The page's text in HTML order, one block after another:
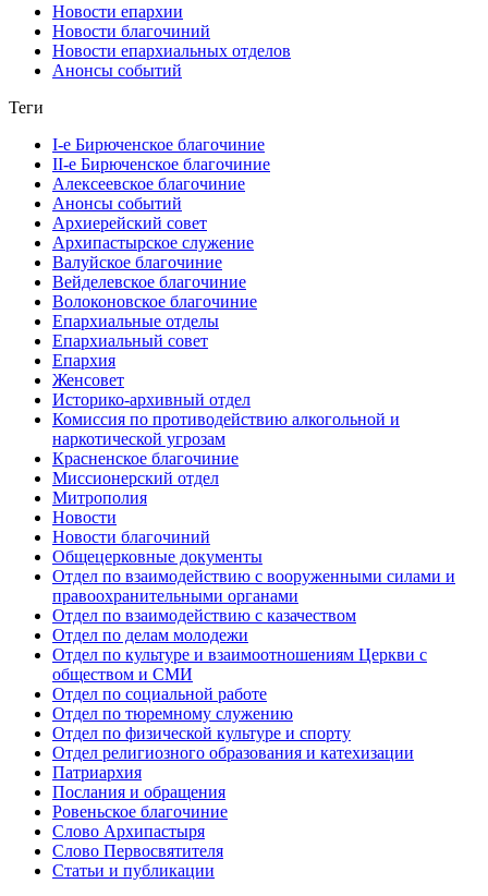
Новости епархии
Новости благочиний
Новости епархиальных отделов
Анонсы событий
Теги
I-е Бирюченское благочиние
II-е Бирюченское благочиние
Алексеевское благочиние
Анонсы событий
Архиерейский совет
Архипастырское служение
Валуйское благочиние
Вейделевское благочиние
Волоконовское благочиние
Епархиальные отделы
Епархиальный совет
Епархия
Женсовет
Историко-архивный отдел
Комиссия по противодействию алкогольной и
наркотической угрозам
Красненское благочиние
Миссионерский отдел
Митрополия
Новости
Новости благочиний
Общецерковные документы
Отдел по взаимодействию с вооруженными силами и
правоохранительными органами
Отдел по взаимодействию с казачеством
Отдел по делам молодежи
Отдел по культуре и взаимоотношениям Церкви с
обществом и СМИ
Отдел по социальной работе
Отдел по тюремному служению
Отдел по физической культуре и спорту
Отдел религиозного образования и катехизации
Патриархия
Послания и обращения
Ровеньское благочиние
Слово Архипастыря
Слово Первосвятителя
Статьи и публикации